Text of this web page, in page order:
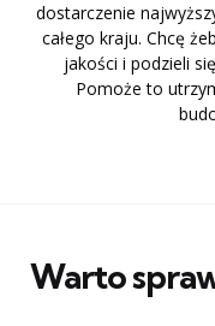
dostarczenie
całego kraju. Chcę
jakości i podzieli
Pomoże to
Warto